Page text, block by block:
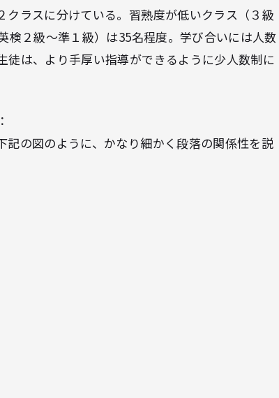
クラスに分けている。習熟度が低いクラス（３級
検２級～準１級）は35名程度。学び合いには人数
徒は、より手厚い指導ができるように少人数制に
記の図のように、かなり細かく段落の関係性を説